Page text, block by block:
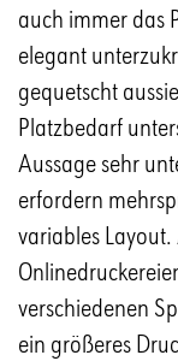
auch immer das
elegant
gequetscht
Platzbedarf
Aussage sehr
erfordern
variables
verschiedenen
ein größeres